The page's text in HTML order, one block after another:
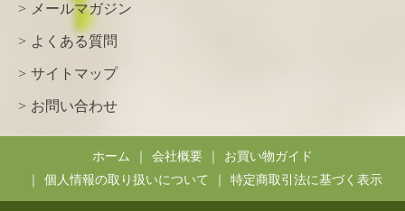
メールマガジン
よくある質問
サイトマップ
お問い合わせ
ホーム 会社概要
お買い物ガイド
個人情報の取り扱いについて
特定商取引法に基づく表示